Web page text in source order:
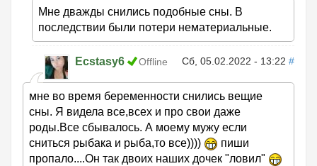
Мне дважды снились подобные сны. В
последствии были потери нематериальные.
Ecstasy6 Offline Сб, 05.02.2022 - 13:22 #
мне во время беременности снились вещие
сны. Я видела все,всех и про свои даже
роды.Все сбывалось. А моему мужу если
сниться рыбака и рыба,то все))))
пиши
пропало....Он так двоих наших дочек "ловил"